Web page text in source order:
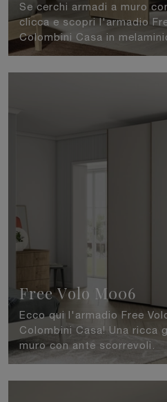
Se cerchi armadi a muro
clicca e scopri l'armadio
Colombini Casa in
Free Volo M006
Ecco qui l'armadio Free
Colombini Casa! Una ricca
muro con ante scorrevoli.